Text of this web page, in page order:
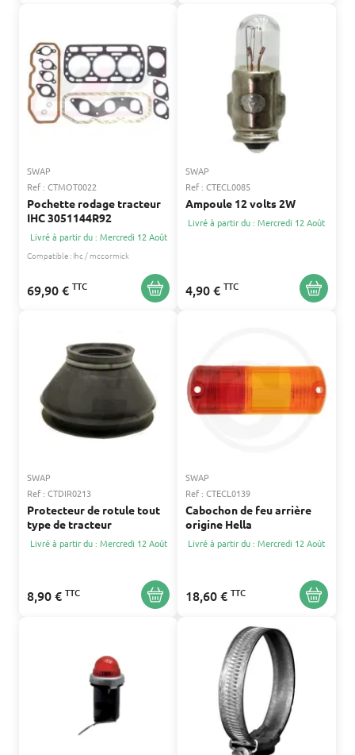
SWAP
Ref : CTMOT0022
Pochette rodage tracteur
IHC 3051144R92
Livré à partir du : Mercredi 12 Août
Compatible : Ihc / mccormick
69,90 € TTC
SWAP
Ref : CTECL0085
Ampoule 12 volts 2W
Livré à partir du : Mercredi 12 Août
4,90 € TTC
SWAP
Ref : CTDIR0213
Protecteur de rotule tout
type de tracteur
Livré à partir du : Mercredi 12 Août
8,90 € TTC
SWAP
Ref : CTECL0139
Cabochon de feu arrière
origine Hella
Livré à partir du : Mercredi 12 Août
18,60 € TTC